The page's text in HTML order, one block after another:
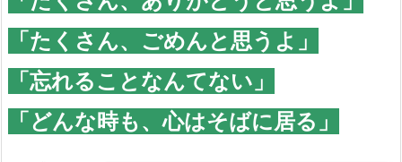
「たくさん、ごめんと思うよ」
「忘れることなんてない」
「どんな時も、心はそばに居る」